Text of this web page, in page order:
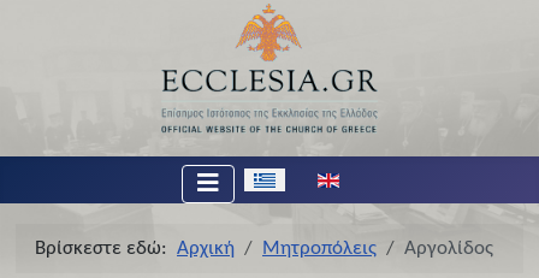
Επιλέξτε τη γλώσσα σας
Βρίσκεστε εδώ: Αρχική Μητροπόλεις Αργολίδος